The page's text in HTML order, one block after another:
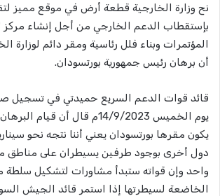
نح وزارة الخارجية قطعة أرض في موقع مميز
بإستقطاب الدعم الخارجي من أجل إنشاء مركز
المؤتمرات وبناء فلل رئاسية ومقر دائم لوزارة
أن برهان رئيس جمهورية بورتسودان.
قائد قوات الدعم السريع حميدتي في تسجيل
يوم الخميس 14/9/2023م قال أن
يكون مقرها بورتسودان يعني أننا نتجه نحو
دول أخرى بوجود طرفين يسيطران على مناطق
واحد وإن قواته ستبدأ مشاورات لتشكيل سلطة
الخاضعة لسيطرتها إذا استمر قائد الجيش